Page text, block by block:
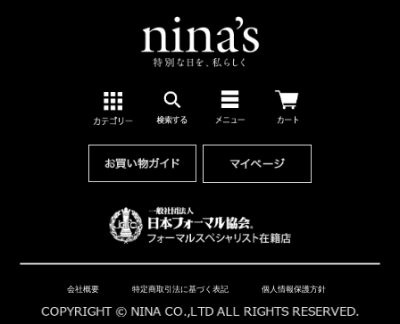
会社概要 特定商取引法に基づく表記 個人情報保護方針